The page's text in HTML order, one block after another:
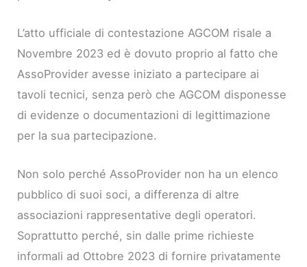
L’atto ufficiale di contestazione AGCOM risale a
Novembre 2023 ed è dovuto proprio al fatto che
AssoProvider avesse iniziato a partecipare ai
tavoli tecnici, senza però che AGCOM disponesse
di evidenze o documentazioni di legittimazione
per la sua partecipazione.
Non solo perché AssoProvider non ha un elenco
pubblico di suoi soci, a differenza di altre
associazioni rappresentative degli operatori.
Soprattutto perché, sin dalle prime richieste
informali ad Ottobre 2023 di fornire privatamente